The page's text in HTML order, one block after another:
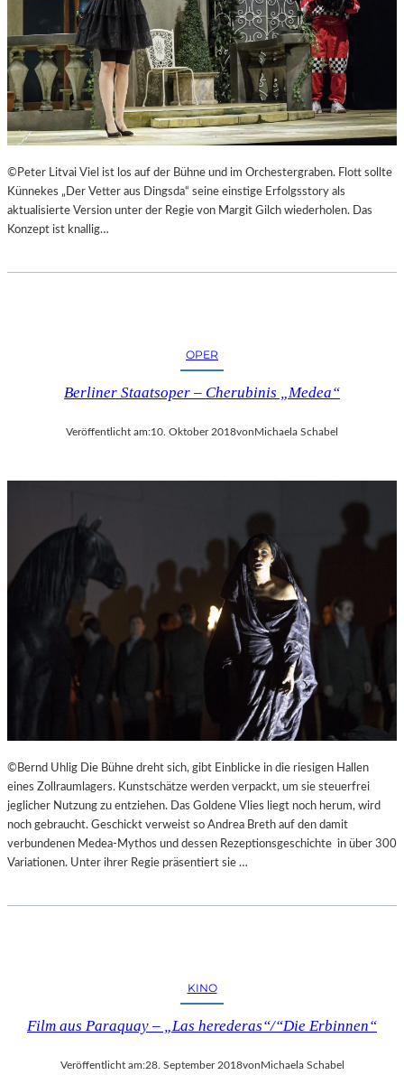
©Peter Litvai Viel ist los auf der Bühne und im Orchestergraben. Flott sollte
Künnekes „Der Vetter aus Dingsda“ seine einstige Erfolgsstory als
aktualisierte Version unter der Regie von Margit Gilch wiederholen. Das
Konzept ist knallig…
OPER
Berliner Staatsoper – Cherubinis „Medea“
Veröffentlicht am:10. Oktober 2018vonMichaela Schabel
©Bernd Uhlig Die Bühne dreht sich, gibt Einblicke in die riesigen Hallen
eines Zollraumlagers. Kunstschätze werden verpackt, um sie steuerfrei
jeglicher Nutzung zu entziehen. Das Goldene Vlies liegt noch herum, wird
noch gebraucht. Geschickt verweist so Andrea Breth auf den damit
verbundenen Medea-Mythos und dessen Rezeptionsgeschichte in über 300
Variationen. Unter ihrer Regie präsentiert sie …
KINO
Film aus Paraquay – „Las herederas“/“Die Erbinnen“
Veröffentlicht am:28. September 2018von Michaela Schabel